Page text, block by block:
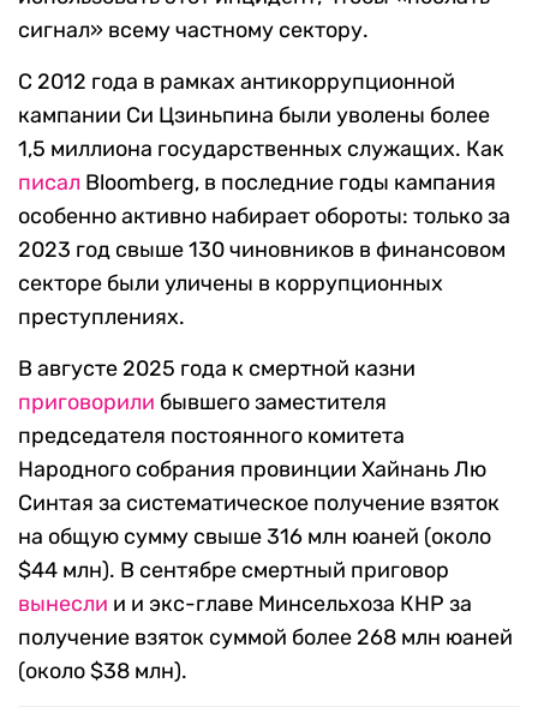
сигнал» всему частному сектору.
С 2012 года в рамках антикоррупционной
кампании Си Цзиньпина были уволены более
1,5 миллиона государственных служащих. Как
писал Bloomberg, в последние годы кампания
особенно активно набирает обороты: только за
2023 год свыше 130 чиновников в финансовом
секторе были уличены в коррупционных
преступлениях.
В августе 2025 года к смертной казни
приговорили бывшего заместителя
председателя постоянного комитета
Народного собрания провинции Хайнань Лю
Синтая за систематическое получение взяток
на общую сумму свыше 316 млн юаней (около
$44 млн). В сентябре смертный приговор
вынесли и и экс-главе Минсельхоза КНР за
получение взяток суммой более 268 млн юаней
(около $38 млн).